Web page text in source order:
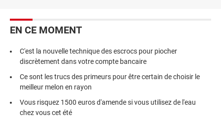
EN CE MOMENT
C'est la nouvelle technique des escrocs pour piocher
discrètement dans votre compte bancaire
Ce sont les trucs des primeurs pour être certain de choisir le
meilleur melon en rayon
Vous risquez 1500 euros d'amende si vous utilisez de l'eau
chez vous cet été